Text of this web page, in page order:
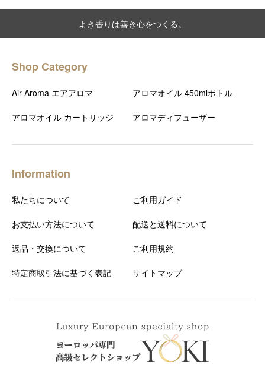
よき香りは善き心をつくる。
Shop Category
Air Aroma エアアロマ アロマオイル 450mlボトル
アロマオイル カートリッジ アロマディフューザー
Information
私たちについて ご利用ガイド
お支払い方法について 配送と送料について
返品・交換について ご利用規約
特定商取引法に基づく表記 サイトマップ